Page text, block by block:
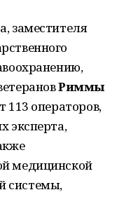
заместителя
Риммы
113 операторов,
эксперта,
медицинской
системы,